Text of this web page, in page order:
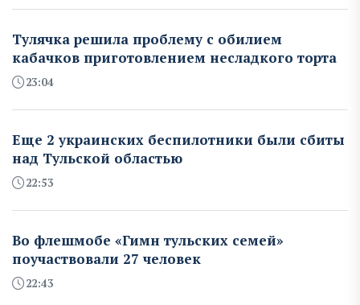
Тулячка решила проблему с обилием
кабачков приготовлением несладкого торта
23:04
Еще 2 украинских беспилотники были сбиты
над Тульской областью
22:53
Во флешмобе «Гимн тульских семей»
поучаствовали 27 человек
22:43